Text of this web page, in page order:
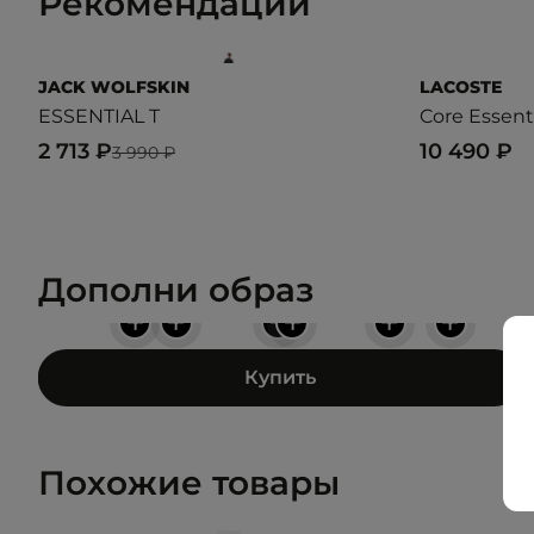
JACK WOLFSKIN
ESSENTIAL T
3 990 ₽
2 713 ₽
LACOSTE
Core
10 490 ₽
Дополни образ
+
+
+ + +
+
Купить
Похожие товары